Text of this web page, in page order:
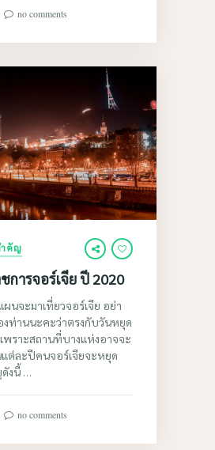
no comments
ำคัญ
การจอร์เจีย ปี 2020
ผนจะมาเที่ยวจอร์เจีย อย่า
ท่านนะคะว่าตรงกับวันหยุด
พราะสถานที่บางแห่งอาจจะ
ต่ละปีคนจอร์เจียจะหยุด
งนี้ …
no comments